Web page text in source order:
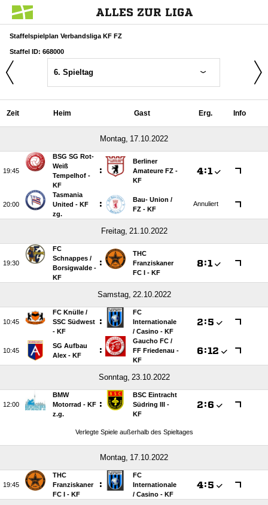
ALLES ZUR LIGA
Staffelspielplan Verbandsliga KF FZ
Staffel ID: 668000
6. Spieltag
Zeit Heim Gast Erg. Info
 

BSG SG Rot-
Weiß
Tempelhof -
KF
:
Berliner
Amateure FZ -
KF
:

Tasmania
United - KF
zg.
:
Bau- Union /​
FZ - KF
Annuliert
 

FC
Schnappes /​
Borsigwalde -
KF
:
THC
Franziskaner
FC I - KF
:
 

FC Knülle /​
SSC Südwest
- KF
:
FC
Internationale
/​ Casino - KF
:

SG Aufbau
Alex - KF
:
Gaucho FC /​
FF Friedenau -
KF
:
 

BMW
Motorrad - KF
z.g.
:
BSC Eintracht
Südring III -
KF
:
Verlegte Spiele außerhalb des Spieltages
 

THC
Franziskaner
FC I - KF
:
FC
Internationale
/​ Casino - KF
: